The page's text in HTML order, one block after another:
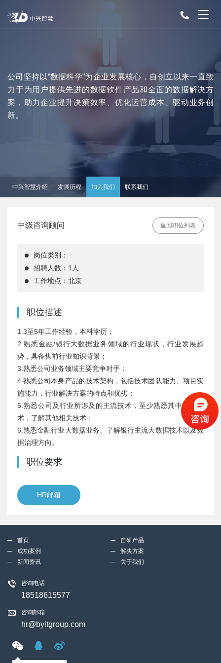
公司坚持以“数据科学”为企业发展核心，自创立以来一直致
力于为用户提供先进的数据软件产品和全面的数据解决方
案，助力企业提升决策效率、优化运营成本、驱动业务创
新。
中兴智慧介绍 发展历程 加入我们 联系我们
中级咨询顾问 返回职位列表
岗位类别：
招聘人数：1人
工作地点：北京
职位描述
1.3至5年工作经验，本科学历；
2.熟悉金融/银行大数据业务领域的行业现状，行业发展趋
势，具备售前行业知识背景；
3.熟悉公司业务领域主要竞争对手；
4.熟悉公司本身产品的技术架构，包括技术团队能力、项目实
施能力，行业解决方案的特点和优劣；
5.熟悉公司及行业所涉及的主流技术，至少熟悉其中一项技
术，了解其他相关技术；
6.熟悉金融行业大数据业务、了解银行主流大数据技术以及数
据治理方向。
职位要求
HR邮箱
首页
自研产品
成功案例
解决方案
新闻资讯
关于我们
咨询电话
18518615577
咨询邮箱
hr@byitgroup.com